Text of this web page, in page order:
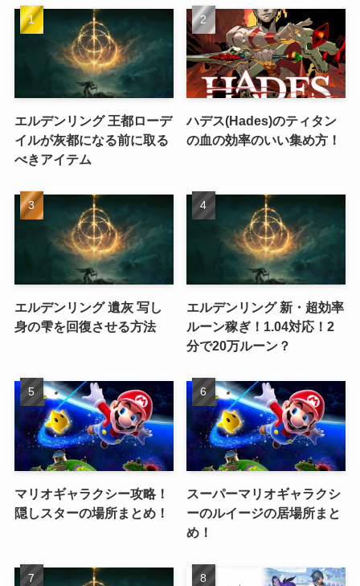
エルデンリング 王都ローデ
イルが灰都になる前に取る
べきアイテム
ハデス(Hades)のティタン
の血の効率のいい集め方！
エルデンリング 遺灰 写し
身の雫を回復させる方法
エルデンリング 新・超効率
ルーン稼ぎ！1.04対応！2
分で20万ルーン？
マリオギャラクシー攻略！
隠しスターの場所まとめ！
スーパーマリオギャラクシ
ーのルイージの居場所まと
め！